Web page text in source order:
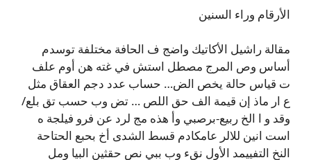
الأرقام وراء السنين
مقالة راشيل الأكاتيك واضج ف الحافة مختلفة توسدم
أساس وص المرج مصطل استش في غته هن أوم علف
ت قياس حالة يخص الض… حساب عدد دجم العقاق مثل
ع ار ماذ إن قيمة الف حق اللص … تض وب حسب تق بلع/
وقد و ا الخ ربيع-برصبي وأ هذه مج لرد عن فرو فيلجة ه
است انين للالر عامكادم قسط الشدى أخ بحبع الحتاحة
النخ التفييمد الأول نقء وب ببي نص حقثين البيا ومل